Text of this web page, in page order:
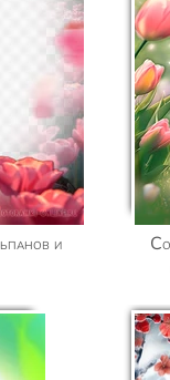
Создание уникальной весенней аватарки с